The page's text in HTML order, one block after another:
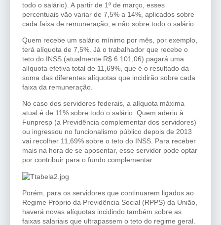
todo o salário). A partir de 1º de março, esses
percentuais vão variar de 7,5% a 14%, aplicados sobre
cada faixa de remuneração, e não sobre todo o salário.
Quem recebe um salário mínimo por mês, por exemplo,
terá alíquota de 7,5%. Já o trabalhador que recebe o
teto do INSS (atualmente R$ 6.101,06) pagará uma
alíquota efetiva total de 11,69%, que é o resultado da
soma das diferentes alíquotas que incidirão sobre cada
faixa da remuneração.
No caso dos servidores federais, a alíquota máxima
atual é de 11% sobre todo o salário. Quem aderiu à
Funpresp (a Previdência complementar dos servidores)
ou ingressou no funcionalismo público depois de 2013
vai recolher 11,69% sobre o teto do INSS. Para receber
mais na hora de se aposentar, esse servidor pode optar
por contribuir para o fundo complementar.
Porém, para os servidores que continuarem ligados ao
Regime Próprio da Previdência Social (RPPS) da União,
haverá novas alíquotas incidindo também sobre as
faixas salariais que ultrapassem o teto do regime geral.